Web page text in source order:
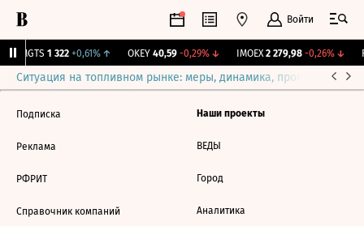
Войти
MGTS 1 322 +0,61%↑ OKEY 40,59 -0,29%↓ IMOEX 2 279,98 -0,26%↓
Ситуация на топливном рынке: меры, динамика, прогнозы
Подписка
Реклама
РФРИТ
Справочник компаний
Наши проекты
ВЕДЫ
Город
Аналитика